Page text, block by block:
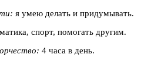
я умею делать и придумывать.
спорт, помогать другим.
4 часа в день.